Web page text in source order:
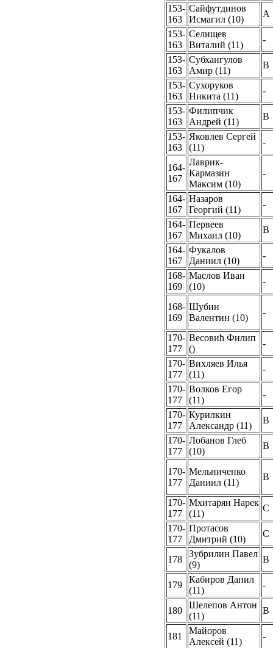
153-
163
Сайфутдинов
Исмагил (10)
A
153-
163
Селищев
Виталий (11)
-
153-
163
Субхангулов
Амир (11)
B
153-
163
Сухоруков
Никита (11)
-
153-
163
Филипчик
Андрей (11)
B
153-
163
Яковлев Сергей
(11)
-
164-
167
Лаврик-
Кармазин
Максим (10)
-
164-
167
Назаров
Георгий (11)
-
164-
167
Первеев
Михаил (10)
B
164-
167
Фукалов
Даниил (10)
-
168-
169
Маслов Иван
(10)
-
168-
169
Шубин
Валентин (10)
-
170-
177
Весовић Филип
()
-
170-
177
Вихляев Илья
(11)
-
170-
177
Волков Егор
(11)
-
170-
177
Курилкин
Александр (11)
B
170-
177
Лобанов Глеб
(10)
B
170-
177
Мельниченко
Даниил (11)
B
170-
177
Мхитарян Нарек
(11)
C
170-
177
Протасов
Дмитрий (10)
C
178
Зубрилин Павел
(9)
B
179
Кабиров Данил
(11)
-
180
Шелепов Антон
(11)
B
181
Майоров
Алексей (11)
-